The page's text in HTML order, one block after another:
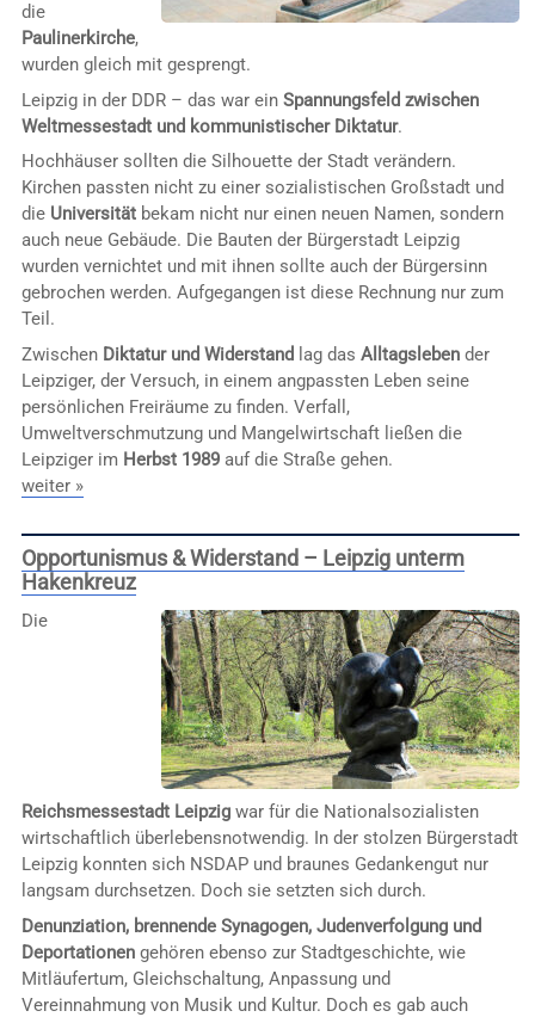
die
Paulinerkirche,
wurden gleich mit gesprengt.
Leipzig in der DDR – das war ein Spannungsfeld zwischen
Weltmessestadt und kommunistischer Diktatur.
Hochhäuser sollten die Silhouette der Stadt verändern.
Kirchen passten nicht zu einer sozialistischen Großstadt und
die Universitätbekam nicht nur einen neuen Namen, sondern
auch neue Gebäude. Die Bauten der Bürgerstadt Leipzig
wurden vernichtet und mit ihnen sollte auch der Bürgersinn
gebrochen werden. Aufgegangen ist diese Rechnung nur zum
Teil.
Zwischen Diktatur und Widerstand lag das Alltagslebender
Leipziger, der Versuch, in einem angpassten Leben seine
persönlichen Freiräume zu finden. Verfall,
Umweltverschmutzung und Mangelwirtschaft ließen die
Leipziger im Herbst 1989auf die Straße gehen.
weiter »
Opportunismus & Widerstand – Leipzig unterm
Hakenkreuz
Die
Reichsmessestadt Leipzigwar für die Nationalsozialisten
wirtschaftlich überlebensnotwendig. In der stolzen Bürgerstadt
Leipzig konnten sich NSDAP und braunes Gedankengut nur
langsam durchsetzen. Doch sie setzten sich durch.
Denunziation, brennende Synagogen, Judenverfolgung und
Deportationengehören ebenso zur Stadtgeschichte, wie
Mitläufertum, Gleichschaltung, Anpassung und
Vereinnahmung von Musik und Kultur. Doch es gab auch